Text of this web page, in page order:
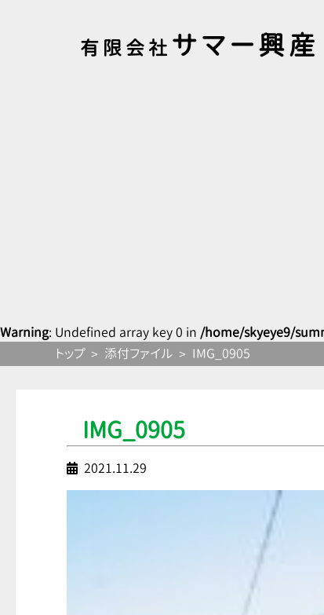
有限会社 サマー興産
Warning: Undefined array key 0 in /home/skyeye9/
トップ
添付ファイル IMG_0905
IMG_0905
2021.11.29